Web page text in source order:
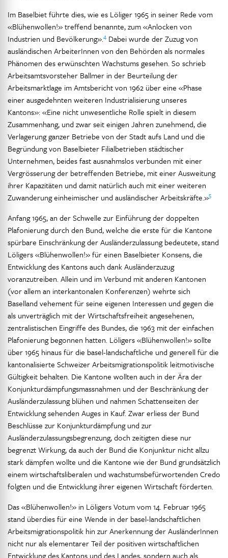
Im Baselbiet führte dies, wie es Löliger 1965 in seiner Rede vom
«Blühenwollen!» treffend benannte, zum «Anlocken von
Industrien und Bevölkerung».4 Dabei wurde der Zuzug von
ausländischen ArbeiterInnen von den Behörden als normales
Phänomen des erwünschten Wachstums gesehen. So schrieb
Arbeitsamtsvorsteher Ballmer in der Beurteilung der
Arbeitsmarktlage im Amtsbericht von 1962 über eine «Phase
einer ausgedehnten weiteren Industrialisierung unseres
Kantons»: «Eine nicht unwesentliche Rolle spielt in diesem
Zusammenhang, und zwar seit einigen Jahren zunehmend, die
Verlagerung ganzer Betriebe von der Stadt aufs Land und die
Begründung von Baselbieter Filialbetrieben städtischer
Unternehmen, beides fast ausnahmslos verbunden mit einer
Vergrösserung der betreffenden Betriebe, mit einer Ausweitung
ihrer Kapazitäten und damit natürlich auch mit einer weiteren
Zuwanderung einheimischer und ausländischer Arbeitskräfte.»5
Anfang 1965, an der Schwelle zur Einführung der doppelten
Plafonierung durch den Bund, welche die erste für die Kantone
spürbare Einschränkung der Ausländerzulassung bedeutete, stand
Löligers «Blühenwollen!» für einen Baselbieter Konsens, die
Entwicklung des Kantons auch dank Ausländerzuzug
voranzutreiben. Allein und im Verbund mit anderen Kantonen
(vor allem an interkantonalen Konferenzen) wehrte sich
Baselland vehement für seine eigenen Interessen und gegen die
als unverträglich mit der Wirtschaftsfreiheit angesehenen,
zentralistischen Eingriffe des Bundes, die 1963 mit der einfachen
Plafonierung begonnen hatten. Löligers «Blühenwollen!» sollte
über 1965 hinaus für die basel-landschaftliche und generell für die
kantonalisierte Schweizer Arbeitsmigrationspolitik leitmotivische
Gültigkeit behalten. Die Kantone wollten auch in der Ära der
Konjunkturdämpfungsmassnahmen und der Beschränkung der
Ausländerzulassung blühen und nahmen Schattenseiten der
Entwicklung sehenden Auges in Kauf. Zwar erliess der Bund
Beschlüsse zur Konjunkturdämpfung und zur
Ausländerzulassungsbegrenzung, doch zeitigten diese nur
begrenzt Wirkung, da auch der Bund die Konjunktur nicht allzu
stark dämpfen wollte und die Kantone wie der Bund grundsätzlich
einem wirtschaftsliberalen und wachstumsbefürwortenden Credo
folgten und die Entwicklung ihrer eigenen Wirtschaft förderten.
Das «Blühenwollen!» in Löligers Votum vom 14. Februar 1965
stand überdies für eine Wende in der basel-landschaftlichen
Arbeitsmigrationspolitik hin zur Anerkennung der AusländerInnen
nicht nur als elementarer Teil der positiven wirtschaftlichen
Entwicklung des Kantons und des Landes, sondern auch als